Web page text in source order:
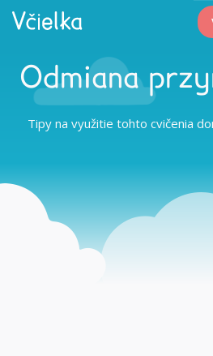
Odmiana
Tipy na využitie tohto cvičenia